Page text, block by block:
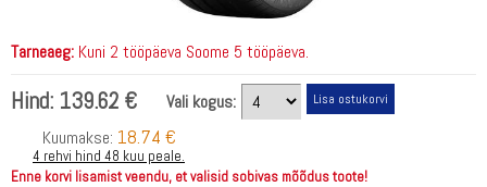
Tarneaeg: Kuni 2 tööpäeva Soome 5 tööpäeva.
Hind: 139.62 €
Vali kogus:
Kuumakse: 18.74 €
4 rehvi hind 48 kuu peale.
Enne korvi lisamist veendu, et valisid sobivas mõõdus toote!